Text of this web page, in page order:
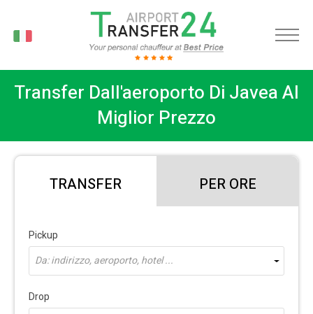
Transfer Dall'aeroporto Di Javea Al
Miglior Prezzo
TRANSFER PER ORE
Pickup
Da: indirizzo, aeroporto, hotel ...
Drop